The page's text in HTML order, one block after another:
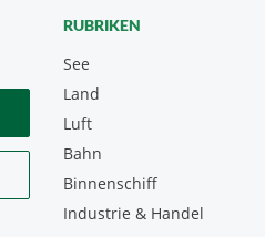
RUBRIKEN
See
Land
Luft
Bahn
Binnenschiff
Industrie & Handel